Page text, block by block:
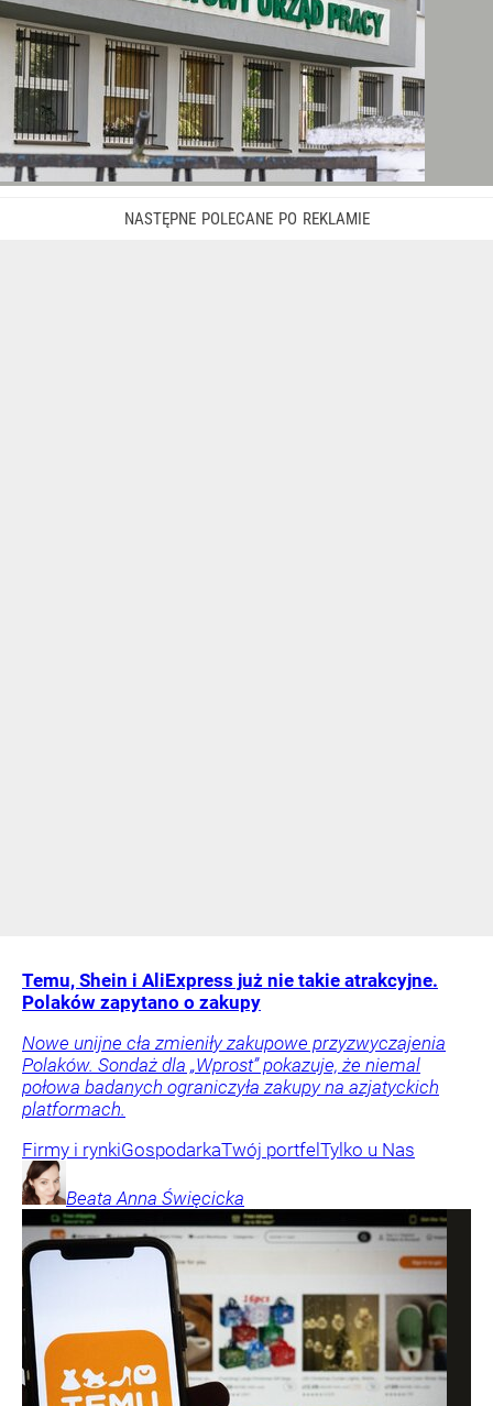
Temu, Shein i AliExpress już nie takie atrakcyjne.
Polaków zapytano o zakupy
Nowe unijne cła zmieniły zakupowe przyzwyczajenia
Polaków. Sondaż dla „Wprost” pokazuje, że niemal
połowa badanych ograniczyła zakupy na azjatyckich
platformach.
Firmy i rynkiGospodarkaTwój portfelTylko u Nas
Beata Anna Święcicka